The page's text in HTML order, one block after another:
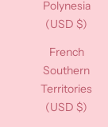
Polynesia
(USD $)
French
Southern
Territories
(USD $)